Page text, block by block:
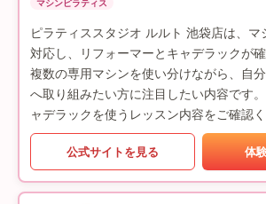
マシンピラティス
ピラティススタジオ ルルト 池袋店は、マ
対応し、リフォーマーとキャデラックが確
複数の専用マシンを使い分けながら、自
へ取り組みたい方に注目したい内容です
ャデラックを使うレッスン内容をご確認く
公式サイトを見る 体